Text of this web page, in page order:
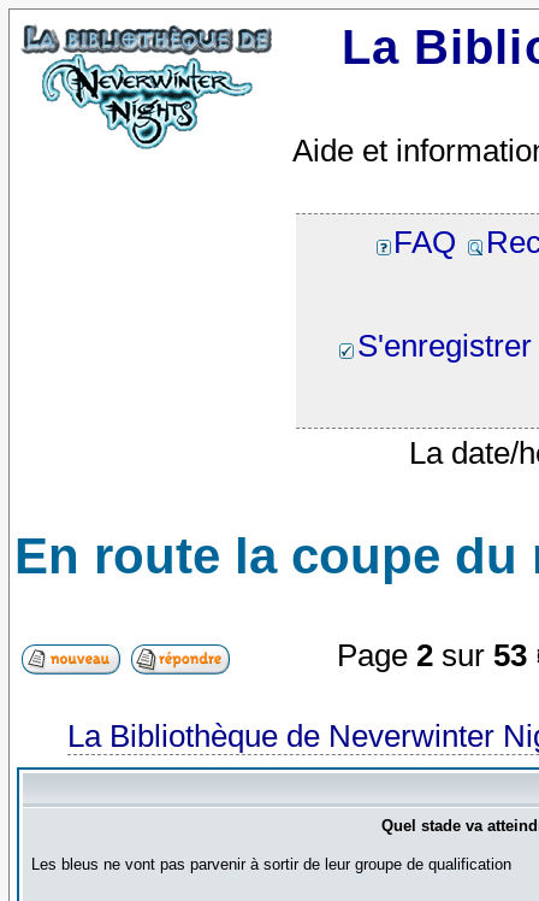
La
Aide et
FAQ
S'enregistrer
La date/
En route la coupe du
Page2 sur 53
La Bibliothèque de Neverwinter
Quel stade va
Les bleus ne vont pas parvenir à sortir de leur groupe de qualification